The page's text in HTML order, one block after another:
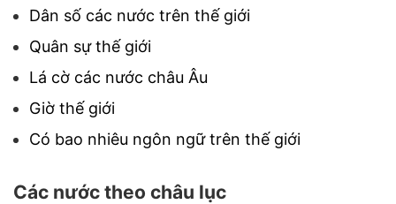
Dân số các nước trên thế giới
Quân sự thế giới
Lá cờ các nước châu Âu
Giờ thế giới
Có bao nhiêu ngôn ngữ trên thế giới
Các nước theo châu lục